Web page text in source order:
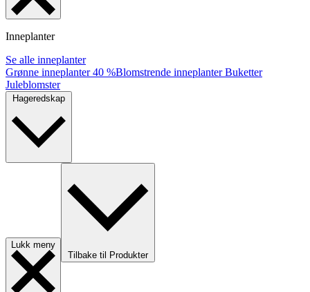
Inneplanter
Se alle inneplanter
Grønne inneplanter40 %Blomstrende inneplanterBuketter
Juleblomster
Lukk meny
Tilbake til Produkter